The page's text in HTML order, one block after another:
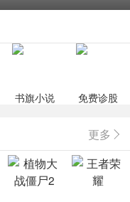
书旗小说 免费诊股
更多